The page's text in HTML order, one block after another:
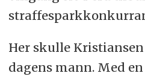
Her skulle Kristiansen
dagens mann. Med